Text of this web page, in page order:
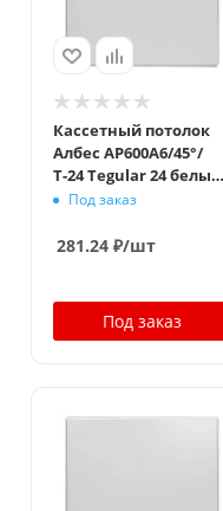
Кассетный потолок
Албес AP600A6/45°/
Т-24 Tegular 24 белый
стальной
Под заказ
281.24 ₽/шт
Под заказ